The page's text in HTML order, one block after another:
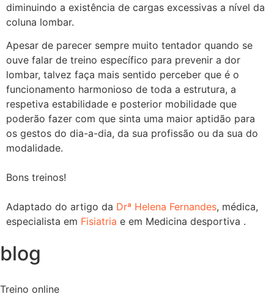
diminuindo a existência de cargas excessivas a nível da
coluna lombar.
Apesar de parecer sempre muito tentador quando se
ouve falar de treino específico para prevenir a dor
lombar, talvez faça mais sentido perceber que é o
funcionamento harmonioso de toda a estrutura, a
respetiva estabilidade e posterior mobilidade que
poderão fazer com que sinta uma maior aptidão para
os gestos do dia-a-dia, da sua profissão ou da sua do
modalidade.
Bons treinos!
Adaptado do artigo da Drª Helena Fernandes, médica,
especialista em Fisiatria e em Medicina desportiva .
blog
Treino online